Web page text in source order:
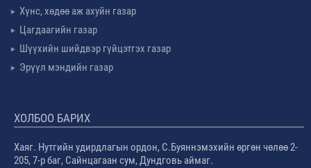
Хүнс, хөдөө аж ахуйн газар
Цагдаагийн газар
Шүүхийн шийдвэр гүйцэтгэх газар
Эрүүл мэндийн газар
ХОЛБОО БАРИХ
Хаяг. Нутгийн удирдлагын ордон, С.Буяннэмэхийн өргөн чөлөө 2-
205, 7-р баг, Сайнцагаан сум, Дундговь аймаг.